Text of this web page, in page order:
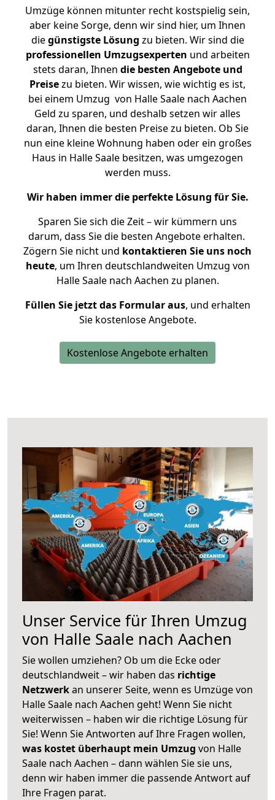
Umzüge können mitunter recht kostspielig sein,
aber keine Sorge, denn wir sind hier, um Ihnen
diegünstigste Lösung zu bieten. Wir sind die
professionellen Umzugsexperten und arbeiten
stets daran, Ihnen die besten Angebote und
Preisezu bieten. Wir wissen, wie wichtig es ist,
bei einem Umzug von Halle Saale nach Aachen
Geld zu sparen, und deshalb setzen wir alles
daran, Ihnen die besten Preise zu bieten. Ob Sie
nun eine kleine Wohnung haben oder ein großes
Haus in Halle Saale besitzen, was umgezogen
werden muss.
Wir haben immer die perfekte Lösung für Sie.
Sparen Sie sich die Zeit – wir kümmern uns
darum, dass Sie die besten Angebote erhalten.
Zögern Sie nicht und kontaktieren Sie uns noch
heute, um Ihren deutschlandweiten Umzug von
Halle Saale nach Aachen zu planen.
Füllen Sie jetzt das Formular aus, und erhalten
Sie kostenlose Angebote.
Kostenlose Angebote erhalten
Unser Service für Ihren Umzug
von Halle Saale nach Aachen
Sie wollen umziehen? Ob um die Ecke oder
deutschlandweit – wir haben das richtige
Netzwerkan unserer Seite, wenn es Umzüge von
Halle Saale nach Aachen geht! Wenn Sie nicht
weiterwissen – haben wir die richtige Lösung für
Sie! Wenn Sie Antworten auf Ihre Fragen wollen,
was kostet überhaupt mein Umzug von Halle
Saale nach Aachen – dann wählen Sie sie uns,
denn wir haben immer die passende Antwort auf
Ihre Fragen parat.